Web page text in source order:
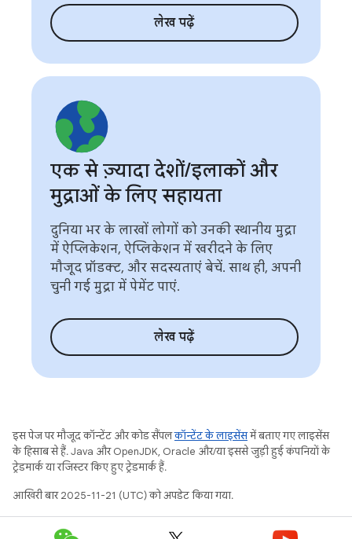
लेख पढ़ें
एक से ज़्यादा देशों/इलाकों और
मुद्राओं के लिए सहायता
दुनिया भर के लाखों लोगों को उनकी स्थानीय मुद्रा
में ऐप्लिकेशन, ऐप्लिकेशन में खरीदने के लिए
मौजूद प्रॉडक्ट, और सदस्यताएं बेचें. साथ ही, अपनी
चुनी गई मुद्रा में पेमेंट पाएं.
लेख पढ़ें
इस पेज पर मौजूद कॉन्टेंट और कोड सैंपलकॉन्टेंट के लाइसेंसमें बताए गए लाइसेंस
के हिसाब से हैं. Java और OpenJDK, Oracle और/या इससे जुड़ी हुई कंपनियों के
ट्रेडमार्क या रजिस्टर किए हुए ट्रेडमार्क हैं.
आखिरी बार 2025-11-21 (UTC) को अपडेट किया गया.